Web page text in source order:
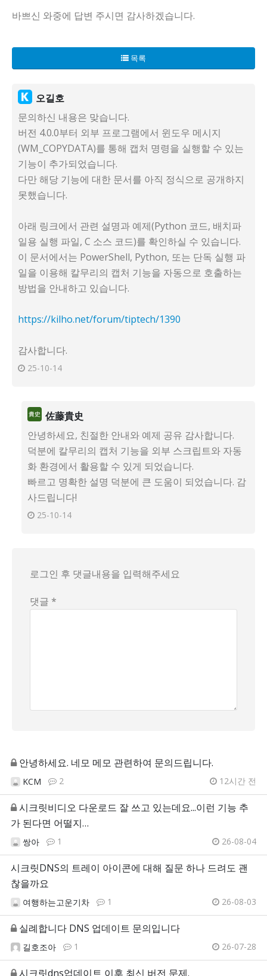
바쁘신 와중에 답변 주시면 감사하겠습니다.
목록
오길호
문의하신 내용은 맞습니다.
버전 4.0.0부터 외부 프로그램에서 윈도우 메시지
(WM_COPYDATA)를 통해 캡처 명령을 실행할 수 있는
기능이 추가되었습니다.
다만 해당 기능에 대한 문서를 아직 정식으로 공개하지
못했습니다.
아래 링크에서 관련 설명과 예제(Python 코드, 배치파
일용 실행 파일, C 소스 코드)를 확인하실 수 있습니다.
이 문서에서는 PowerShell, Python, 또는 단독 실행 파
일을 이용해 칼무리의 캡처 기능을 자동으로 호출하는
방법을 안내하고 있습니다.
https://kilho.net/forum/tiptech/1390
감사합니다.
25-10-14
佐藤貴史
안녕하세요, 친절한 안내와 예제 공유 감사합니다.
덕분에 칼무리의 캡처 기능을 외부 스크립트와 자동
화 환경에서 활용할 수 있게 되었습니다.
빠르고 명확한 설명 덕분에 큰 도움이 되었습니다. 감
사드립니다!
25-10-14
로그인 후 댓글내용을 입력해주세요
댓글 *
안녕하세요. 네모 메모 관련하여 문의드립니다.
KCM 2 12시간 전
시크릿비디오 다운로드 잘 쓰고 있는데요...이런 기능 추
가 된다면 어떨지…
쌍아 1 26-08-04
시크릿DNS의 트레이 아이콘에 대해 질문 하나 드려도 괜
찮을까요
여행하는고운기차 1 26-08-03
실례합니다 DNS 업데이트 문의입니다
길호조아 1 26-07-28
시크릿dns업데이트 이후 최신 버전 문제.